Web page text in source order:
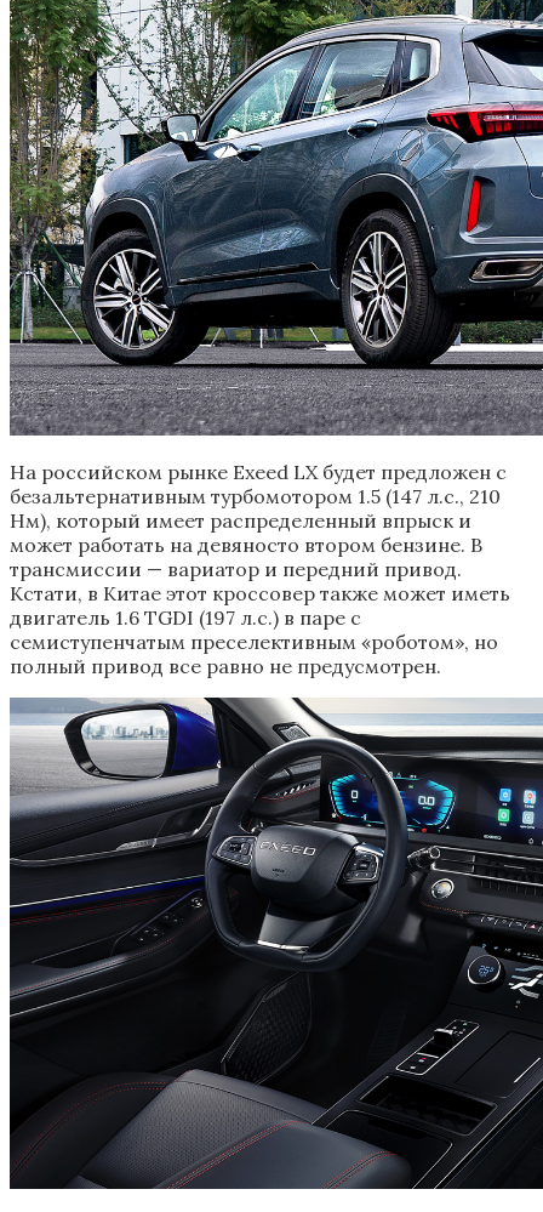
На российском рынке Exeed LX будет предложен с
безальтернативным турбомотором 1.5 (147 л.с., 210
Нм), который имеет распределенный впрыск и
может работать на девяносто втором бензине. В
трансмиссии — вариатор и передний привод.
Кстати, в Китае этот кроссовер также может иметь
двигатель 1.6 TGDI (197 л.с.) в паре с
семиступенчатым преселективным «роботом», но
полный привод все равно не предусмотрен.